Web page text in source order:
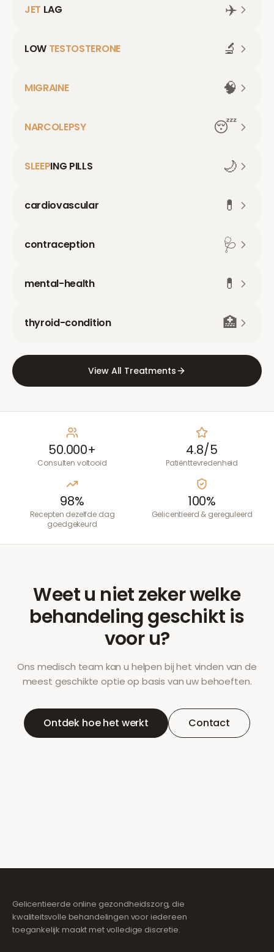
JET LAG ✈️
LOW TESTOSTERONE 🔬
MIGRAINE 🧠
NARCOLEPSY 😴
SLEEPING PILLS 🌙
cardiovascular 💊
contraception 🩺
mental-health 💊
thyroid-condition 🏥
View All Treatments
50.000+
Consulten voltooid
4.8/5
Patiënttevredenheid
98%
Recepten dezelfde dag
goedgekeurd
100%
Gelicentieerd & gereguleerd
Weet u niet zeker welke
behandeling geschikt is
voor u?
Ons medisch team kan u helpen bij het vinden van de
meest geschikte optie op basis van uw behoeften.
Ontdek hoe het werkt Contact
Gelicentieerde online gezondheidszorg, die
kwaliteitsvolle behandelingen voor iedereen
toegankelijk maakt met volledige discretie.